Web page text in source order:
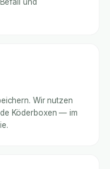
und
Wir nutzen
Köderboxen — im